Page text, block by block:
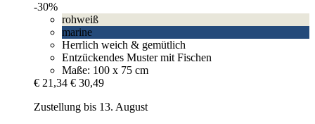
-30%
rohweiß
marine
Herrlich weich & gemütlich
Entzückendes Muster mit Fischen
Maße: 100 x 75 cm
€ 21,34 € 30,49
Zustellung bis 13. August